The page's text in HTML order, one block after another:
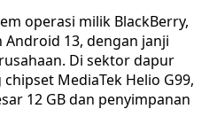
operasi milik BlackBerry,
13, dengan janji
Di sektor dapur
MediaTek Helio G99,
12 GB dan penyimpanan